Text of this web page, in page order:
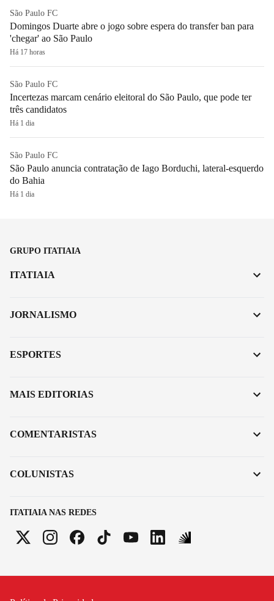
São Paulo FC
Domingos Duarte abre o jogo sobre espera do transfer ban para
'chegar' ao São Paulo
Há 17 horas
São Paulo FC
Incertezas marcam cenário eleitoral do São Paulo, que pode ter
três candidatos
Há 1 dia
São Paulo FC
São Paulo anuncia contratação de Iago Borduchi, lateral-esquerdo
do Bahia
Há 1 dia
GRUPO ITATIAIA
ITATIAIA NAS REDES
ITATIAIA
JORNALISMO
ESPORTES
MAIS EDITORIAS
COMENTARISTAS
COLUNISTAS